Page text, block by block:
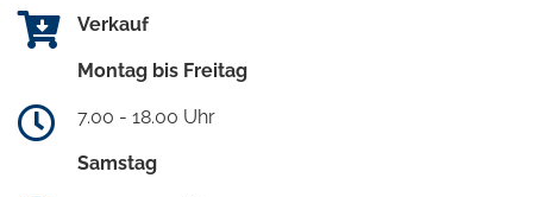
Verkauf
Montag bis Freitag
7.00 - 18.00 Uhr
Samstag